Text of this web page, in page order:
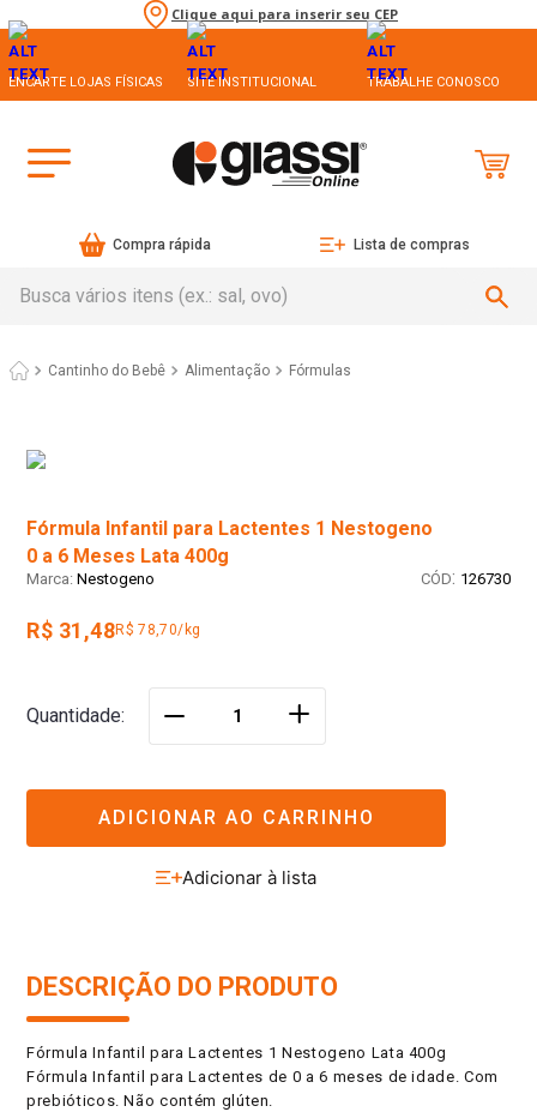
Clique aqui para inserir seu CEP
ENCARTE LOJAS FÍSICAS SITE INSTITUCIONAL TRABALHE CONOSCO
Compra rápida Lista de compras
Cantinho do Bebê Alimentação Fórmulas
Fórmula Infantil para Lactentes 1 Nestogeno
0 a 6 Meses Lata 400g
Nestogeno : 126730
R$ 31,48R$ 78,70/kg
Quantidade ＋
ADICIONAR AO CARRINHO
DESCRIÇÃO DO PRODUTO
Fórmula Infantil para Lactentes 1 Nestogeno Lata 400g
Fórmula Infantil para Lactentes de 0 a 6 meses de idade. Com
prebióticos. Não contém glúten.